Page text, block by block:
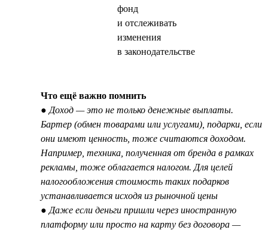
фонд
и отслеживать
изменения
в законодательстве
Что ещё важно помнить
● Доход — это не только денежные выплаты.
Бартер (обмен товарами или услугами), подарки, если
они имеют ценность, тоже считаются доходом.
Например, техника, полученная от бренда в рамках
рекламы, тоже облагается налогом. Для целей
налогообложения стоимость таких подарков
устанавливается исходя из рыночной цены
● Даже если деньги пришли через иностранную
платформу или просто на карту без договора —